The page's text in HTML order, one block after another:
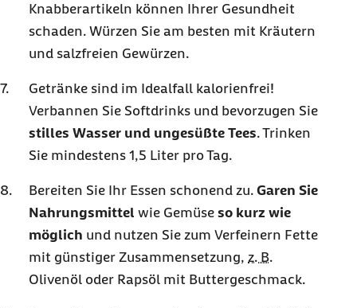
Knabberartikeln können Ihrer Gesundheit
schaden. Würzen Sie am besten mit Kräutern
und salzfreien Gewürzen.
Getränke sind im Idealfall kalorienfrei!
Verbannen Sie Softdrinks und bevorzugen Sie
stilles Wasser und ungesüßte Tees. Trinken
Sie mindestens 1,5 Liter pro Tag.
Bereiten Sie Ihr Essen schonend zu. Garen Sie
Nahrungsmittel wie Gemüse so kurz wie
möglich und nutzen Sie zum Verfeinern Fette
mit günstiger Zusammensetzung, z. B.
Olivenöl oder Rapsöl mit Buttergeschmack.